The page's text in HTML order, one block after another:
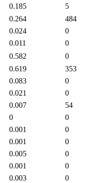
0.185
5
0.264
484
0.024
0
0.011
0
0.582
0
0.619
353
0.083
0
0.021
0
0.007
54
0
0
0.001
0
0.001
0
0.005
0
0.001
0
0.003
0